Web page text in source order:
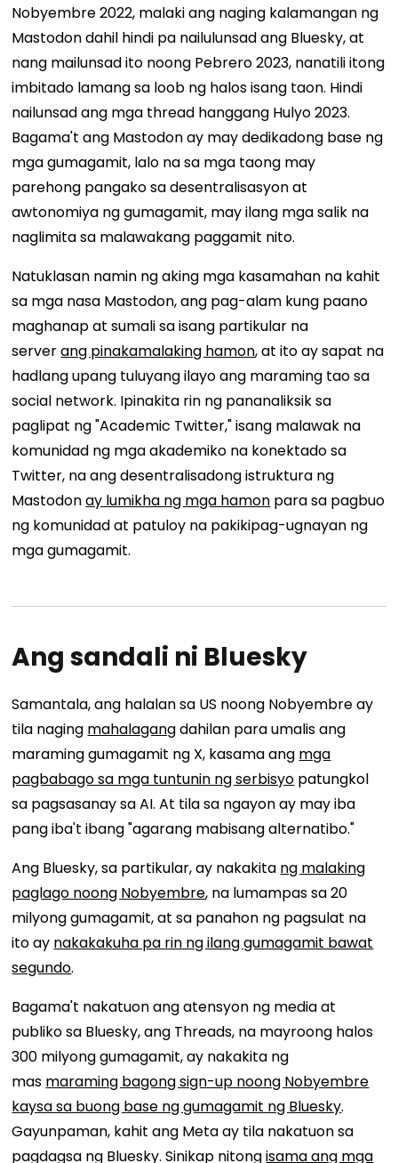
Nobyembre 2022, malaki ang naging kalamangan ng
Mastodon dahil hindi pa nailulunsad ang Bluesky, at
nang mailunsad ito noong Pebrero 2023, nanatili itong
imbitado lamang sa loob ng halos isang taon. Hindi
nailunsad ang mga thread hanggang Hulyo 2023.
Bagama't ang Mastodon ay may dedikadong base ng
mga gumagamit, lalo na sa mga taong may
parehong pangako sa desentralisasyon at
awtonomiya ng gumagamit, may ilang mga salik na
naglimita sa malawakang paggamit nito.
Natuklasan namin ng aking mga kasamahan na kahit
sa mga nasa Mastodon, ang pag-alam kung paano
maghanap at sumali sa isang partikular na
serverang pinakamalaking hamon, at ito ay sapat na
hadlang upang tuluyang ilayo ang maraming tao sa
social network. Ipinakita rin ng pananaliksik sa
paglipat ng "Academic Twitter," isang malawak na
komunidad ng mga akademiko na konektado sa
Twitter, na ang desentralisadong istruktura ng
Mastodonay lumikha ng mga hamon para sa pagbuo
ng komunidad at patuloy na pakikipag-ugnayan ng
mga gumagamit.
Ang sandali ni Bluesky
Samantala, ang halalan sa US noong Nobyembre ay
tila naging mahalagangdahilan para umalis ang
maraming gumagamit ng X, kasama ang mga
pagbabago sa mga tuntunin ng serbisyo patungkol
sa pagsasanay sa AI. At tila sa ngayon ay may iba
pang iba't ibang "agarang mabisang alternatibo."
Ang Bluesky, sa partikular, ay nakakita ng malaking
paglago noong Nobyembre, na lumampas sa 20
milyong gumagamit, at sa panahon ng pagsulat na
ito ay nakakakuha pa rin ng ilang gumagamit bawat
segundo.
Bagama't nakatuon ang atensyon ng media at
publiko sa Bluesky, ang Threads, na mayroong halos
300 milyong gumagamit, ay nakakita ng
mas maraming bagong sign-up noong Nobyembre
kaysa sa buong base ng gumagamit ng Bluesky.
Gayunpaman, kahit ang Meta ay tila nakatuon sa
pagdagsa ng Bluesky. Sinikap nitongisama ang mga